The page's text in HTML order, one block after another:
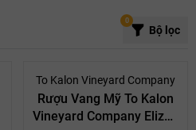
Bộ lọc
0
- 10%
To Kalon Vineyard Company
Rượu Vang Mỹ To Kalon
Vineyard Company Eliza’s